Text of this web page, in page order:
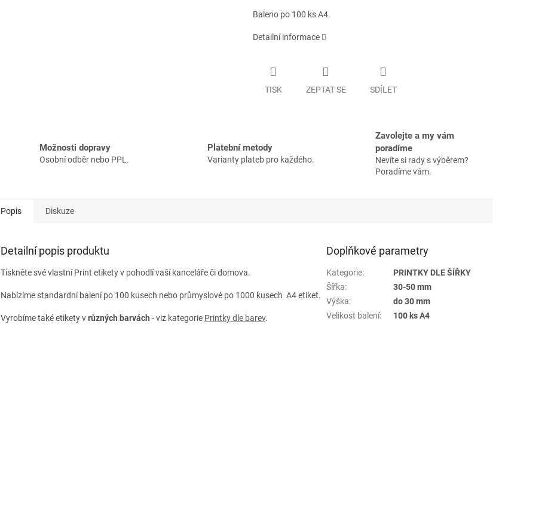
Baleno po 100 ks A4.
Detailní informace
TISK ZEPTAT SE SDÍLET
Možnosti dopravy
Osobní odběr nebo PPL.
Platební metody
Varianty plateb pro každého.
Zavolejte a my vám
poradíme
Nevíte si rady s výběrem?
Poradíme vám.
Popis Diskuze
Detailní popis produktu
Tiskněte své vlastní Print etikety v pohodlí vaší kanceláře či domova.
Nabízíme standardní balení po 100 kusech nebo průmyslové po 1000 kusech A4 etiket.
Vyrobíme také etikety vrůzných barvách - viz kategorie Printky dle barev.
Doplňkové parametry
Kategorie:
PRINTKY DLE ŠÍŘKY
Šířka:
30-50 mm
Výška:
do 30 mm
Velikost balení: 100 ks A4